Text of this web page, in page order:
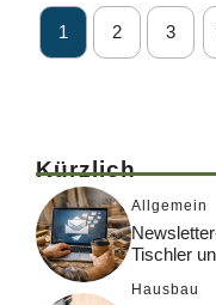
1 2 3
Kürzlich
Allgemein
Tischler
Hausbau